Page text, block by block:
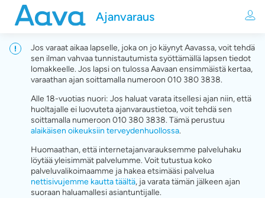
Ajanvaraus
Jos varaat aikaa lapselle, joka on jo käynyt Aavassa, voit tehdä
sen ilman vahvaa tunnistautumista syöttämällä lapsen tiedot
lomakkeelle. Jos lapsi on tulossa Aavaan ensimmäistä kertaa,
varaathan ajan soittamalla numeroon 010 380 3838.
Alle 18-vuotias nuori: Jos haluat varata itsellesi ajan niin, että
huoltajalle ei luovuteta ajanvaraustietoa, voit tehdä sen
soittamalla numeroon 010 380 3838. Tämä perustuu
alaikäisen oikeuksiin terveydenhuollossa.
Huomaathan, että internetajanvarauksemme palveluhaku
löytää yleisimmät palvelumme. Voit tutustua koko
palveluvalikoimaamme ja hakea etsimääsi palvelua
nettisivujemme kautta täältä, ja varata tämän jälkeen ajan
suoraan haluamallesi asiantuntijalle.